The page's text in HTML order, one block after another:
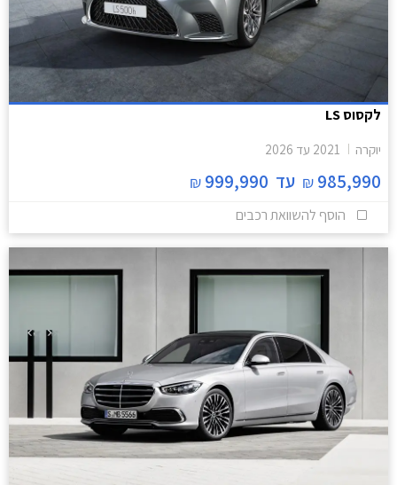
לקסוס LS
יוקרה 2021 עד 2026
985,990
₪ עד 999,990
₪
הוסף להשוואת רכבים